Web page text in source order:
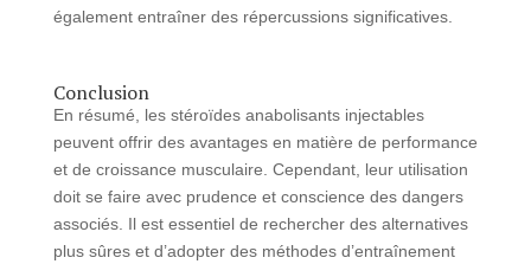
également entraîner des répercussions significatives.
Conclusion
En résumé, les stéroïdes anabolisants injectables
peuvent offrir des avantages en matière de performance
et de croissance musculaire. Cependant, leur utilisation
doit se faire avec prudence et conscience des dangers
associés. Il est essentiel de rechercher des alternatives
plus sûres et d’adopter des méthodes d’entraînement